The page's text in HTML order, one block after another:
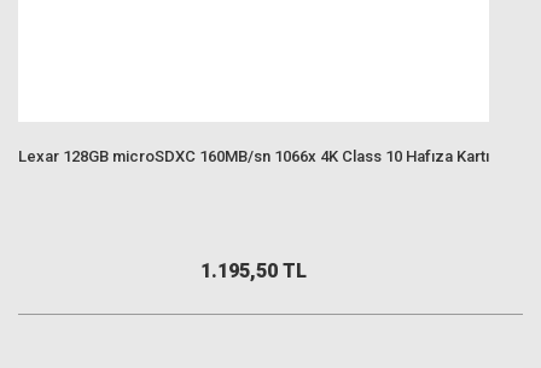
Lexar 128GB microSDXC 160MB/sn 1066x 4K Class 10 Hafıza Kartı
1.195,50 TL